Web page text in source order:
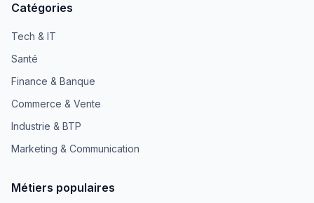
Catégories
Tech & IT
Santé
Finance & Banque
Commerce & Vente
Industrie & BTP
Marketing & Communication
Métiers populaires